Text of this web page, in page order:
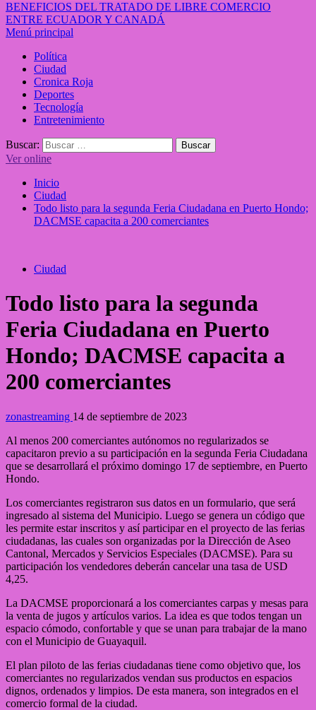
BENEFICIOS DEL TRATADO DE LIBRE COMERCIO
ENTRE ECUADOR Y CANADÁ
Menú principal
Política
Ciudad
Cronica Roja
Deportes
Tecnología
Entretenimiento
Buscar:
Ver online
Inicio
Ciudad
Todo listo para la segunda Feria Ciudadana en Puerto Hondo;
DACMSE capacita a 200 comerciantes
Ciudad
Todo listo para la segunda
Feria Ciudadana en Puerto
Hondo; DACMSE capacita a
200 comerciantes
zonastreaming 14 de septiembre de 2023
Al menos 200 comerciantes autónomos no regularizados se
capacitaron previo a su participación en la segunda Feria Ciudadana
que se desarrollará el próximo domingo 17 de septiembre, en Puerto
Hondo.
Los comerciantes registraron sus datos en un formulario, que será
ingresado al sistema del Municipio. Luego se genera un código que
les permite estar inscritos y así participar en el proyecto de las ferias
ciudadanas, las cuales son organizadas por la Dirección de Aseo
Cantonal, Mercados y Servicios Especiales (DACMSE). Para su
participación los vendedores deberán cancelar una tasa de USD
4,25.
La DACMSE proporcionará a los comerciantes carpas y mesas para
la venta de jugos y artículos varios. La idea es que todos tengan un
espacio cómodo, confortable y que se unan para trabajar de la mano
con el Municipio de Guayaquil.
El plan piloto de las ferias ciudadanas tiene como objetivo que, los
comerciantes no regularizados vendan sus productos en espacios
dignos, ordenados y limpios. De esta manera, son integrados en el
comercio formal de la ciudad.